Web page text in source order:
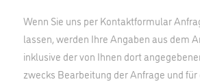
Wenn Sie uns per Kontaktformular
lassen, werden Ihre Angaben aus dem
inklusive der von Ihnen dort
zwecks Bearbeitung der Anfrage und für